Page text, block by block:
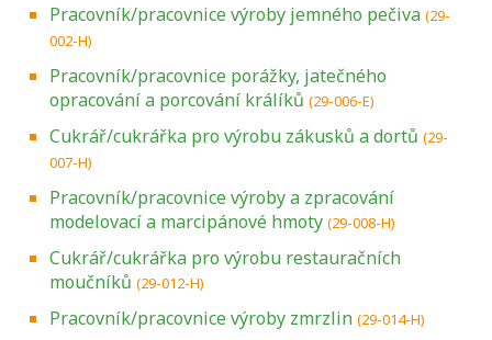
Pracovník/pracovnice výroby jemného pečiva (29-
002-H)
Pracovník/pracovnice porážky, jatečného
opracování a porcování králíků (29-006-E)
Cukrář/cukrářka pro výrobu zákusků a dortů (29-
007-H)
Pracovník/pracovnice výroby a zpracování
modelovací a marcipánové hmoty (29-008-H)
Cukrář/cukrářka pro výrobu restauračních
moučníků (29-012-H)
Pracovník/pracovnice výroby zmrzlin (29-014-H)